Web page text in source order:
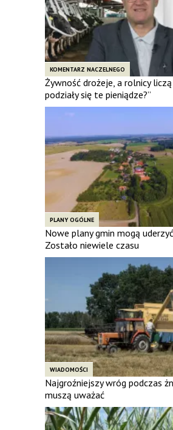
KOMENTARZ NACZELNEGO
Żywność drożeje, a rolnicy liczą
podziały się te pieniądze?”
PLANY OGÓLNE
Nowe plany gmin mogą
Zostało niewiele czasu
WIADOMOŚCI
Najgroźniejszy wróg podczas
muszą uważać